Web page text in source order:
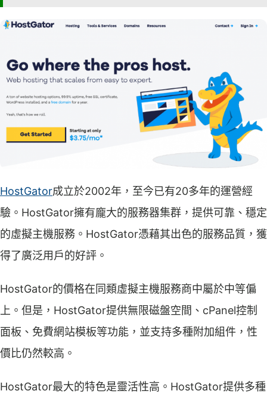
HostGator成立於2002年，至今已有20多年的運營經
驗。HostGator擁有龐大的服務器集群，提供可靠、穩定
的虛擬主機服務。HostGator憑藉其出色的服務品質，獲
得了廣泛用戶的好評。
HostGator的價格在同類虛擬主機服務商中屬於中等偏
上。但是，HostGator提供無限磁盤空間、cPanel控制
面板、免費網站模板等功能，並支持多種附加組件，性
價比仍然較高。
HostGator最大的特色是靈活性高。HostGator提供多種